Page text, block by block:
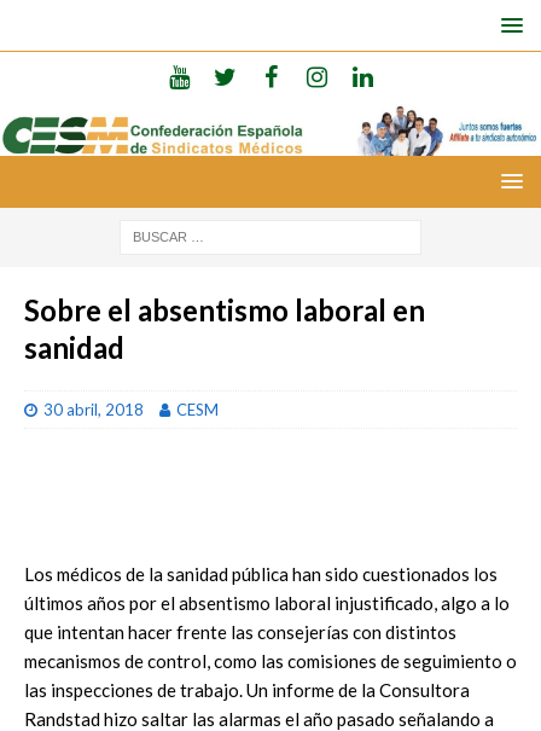
Sobre el absentismo laboral en
sanidad
30 abril, 2018 CESM
Los médicos de la sanidad pública han sido cuestionados los
últimos años por el absentismo laboral injustificado, algo a lo
que intentan hacer frente las consejerías con distintos
mecanismos de control, como las comisiones de seguimiento o
las inspecciones de trabajo. Un informe de la Consultora
Randstad hizo saltar las alarmas el año pasado señalando a